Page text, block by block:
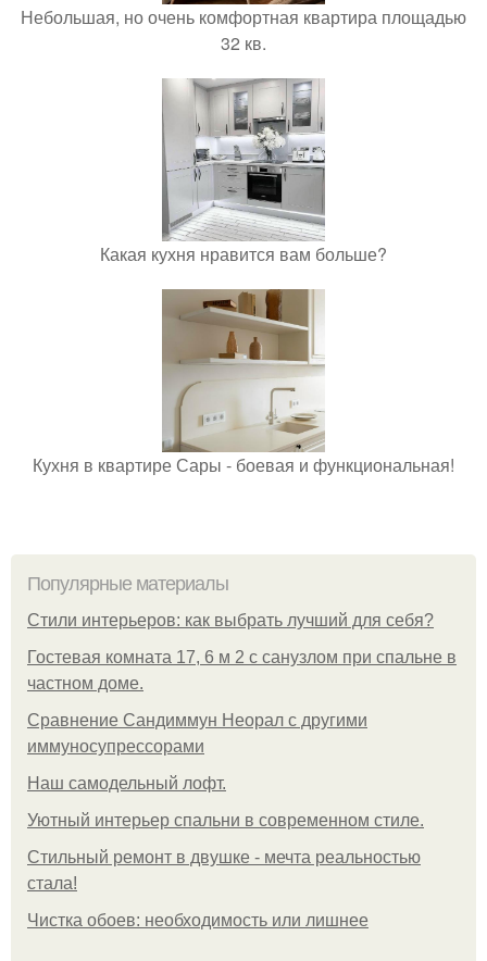
Небольшая, но очень комфортная квартира площадью
32 кв.
Какая кухня нравится вам больше?
Кухня в квартире Сары - боевая и функциональная!
Популярные материалы
Стили интерьеров: как выбрать лучший для себя?
Гостевая комната 17, 6 м 2 с санузлом при спальне в
частном доме.
Сравнение Сандиммун Неорал с другими
иммуносупрессорами
Наш самодельный лофт.
Уютный интерьер спальни в современном стиле.
Стильный ремонт в двушке - мечта реальностью
стала!
Чистка обоев: необходимость или лишнее